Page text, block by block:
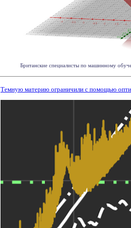
Британские специалисты по машинному
Темную материю ограничили с помощью